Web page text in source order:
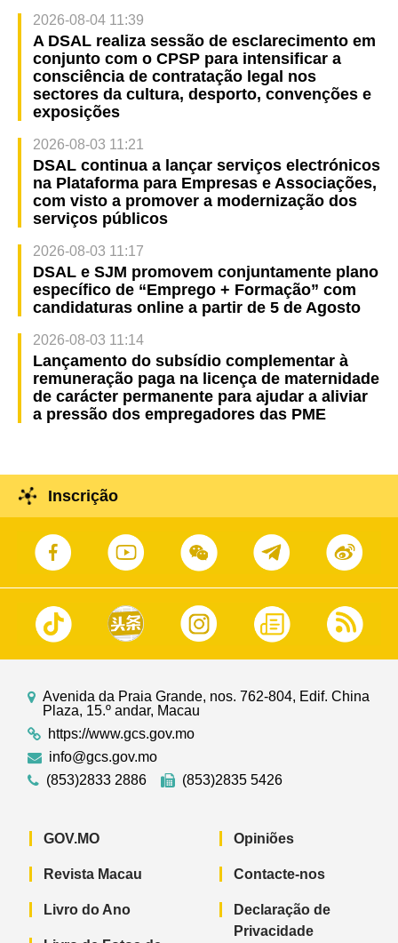
2026-08-04 11:39
A DSAL realiza sessão de esclarecimento em
conjunto com o CPSP para intensificar a
consciência de contratação legal nos
sectores da cultura, desporto, convenções e
exposições
2026-08-03 11:21
DSAL continua a lançar serviços electrónicos
na Plataforma para Empresas e Associações,
com visto a promover a modernização dos
serviços públicos
2026-08-03 11:17
DSAL e SJM promovem conjuntamente plano
específico de “Emprego + Formação” com
candidaturas online a partir de 5 de Agosto
2026-08-03 11:14
Lançamento do subsídio complementar à
remuneração paga na licença de maternidade
de carácter permanente para ajudar a aliviar
a pressão dos empregadores das PME
Inscrição
Avenida da Praia Grande, nos. 762-804, Edif. China
Plaza, 15.º andar, Macau
https://www.gcs.gov.mo
info@gcs.gov.mo
(853)2833 2886
(853)2835 5426
GOV.MO
Revista Macau
Livro do Ano
Opiniões
Contacte-nos
Declaração de
Privacidade